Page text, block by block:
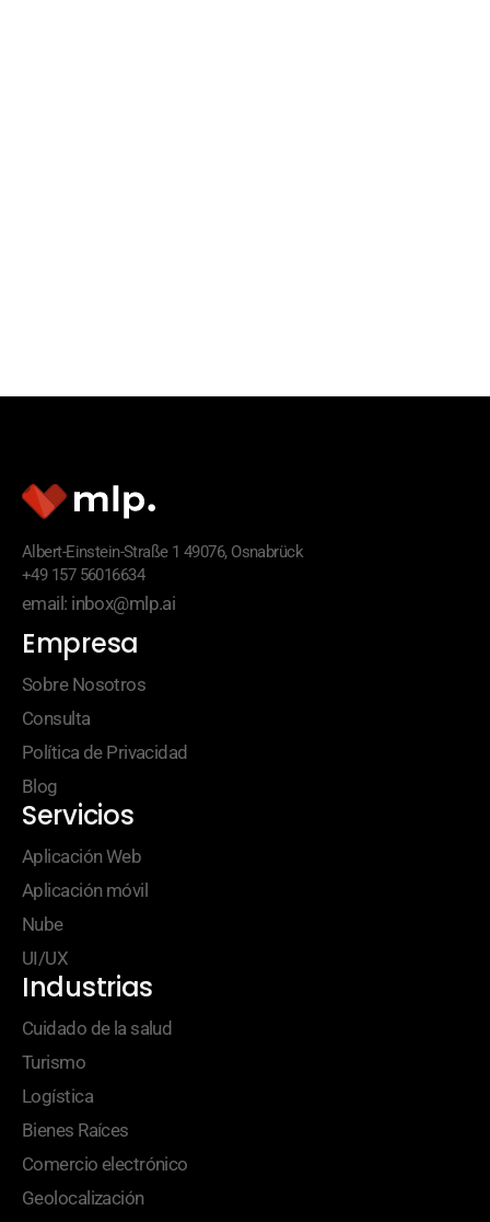
Albert-Einstein-Straße 1 49076, Osnabrück
+49 157 56016634
email: inbox@mlp.ai
Empresa
Sobre Nosotros
Consulta
Política de Privacidad
Blog
Servicios
Aplicación Web
Aplicación móvil
Nube
UI/UX
Industrias
Cuidado de la salud
Turismo
Logística
Bienes Raíces
Comercio electrónico
Geolocalización